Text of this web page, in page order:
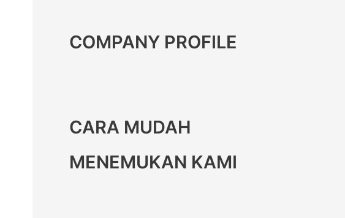
COMPANY PROFILE
CARA MUDAH
MENEMUKAN KAMI